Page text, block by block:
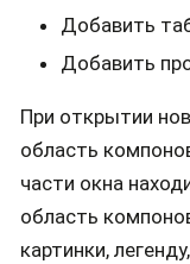
Добавить
Добавить
При открытии
область
части окна
область
картинки,